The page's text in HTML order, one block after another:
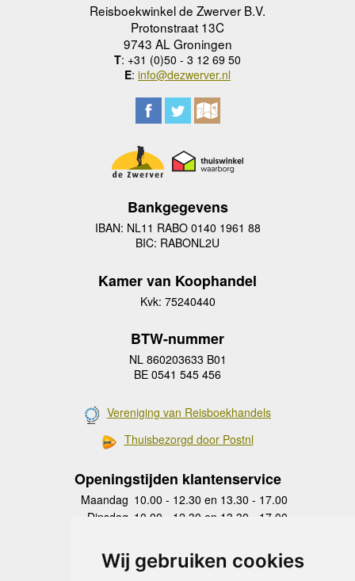
Wij gebruiken cookies
Reisboekwinkel de Zwerver B.V.
Protonstraat 13C
9743 AL Groningen
T: +31 (0)50 - 3 12 69 50
E: info@dezwerver.nl
Bankgegevens
IBAN: NL11 RABO 0140 1961 88
BIC: RABONL2U
Kamer van Koophandel
Kvk: 75240440
BTW-nummer
NL 860203633 B01
BE 0541 545 456
Vereniging van Reisboekhandels
Thuisbezorgd door Postnl
Openingstijden klantenservice
Maandag 10.00 - 12.30 en 13.30 - 17.00
Dinsdag 10.00 - 12.30 en 13.30 - 17.00
Donderdag
10.00 - 12.30 en 13.30 - 17.00
Vrijdag 10.00 - 12.30 en 13.30 - 17.00